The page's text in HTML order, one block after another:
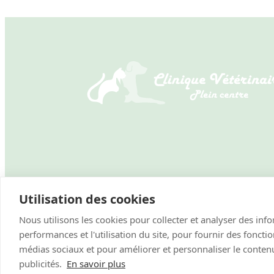
Utilisation des cookies
Nous utilisons les cookies pour collecter et analyser des
performances et l'utilisation du site, pour fournir des
médias sociaux et pour améliorer et personnaliser le
publicités. En savoir plus
Mentions légales–Politique de confidentialité